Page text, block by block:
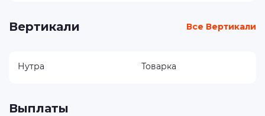
Вертикали Все Вертикали
Нутра Товарка
Выплаты